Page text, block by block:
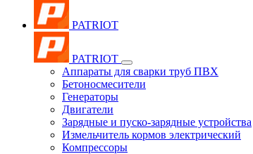
PATRIOT
PATRIOT
Аппараты для сварки труб ПВХ
Бетоносмесители
Генераторы
Двигатели
Зарядные и пуско-зарядные устройства
Измельчитель кормов электрический
Компрессоры